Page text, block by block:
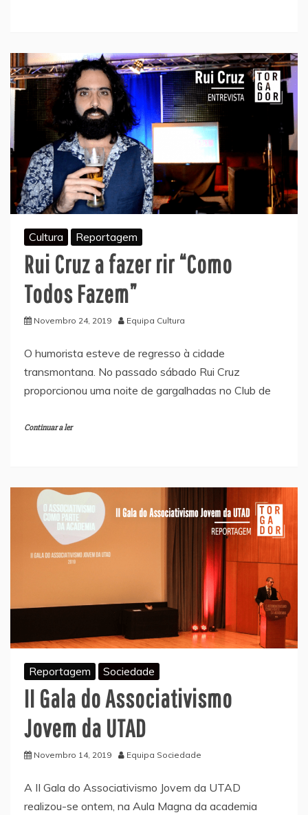
Cultura Reportagem
Rui Cruz a fazer rir “Como
Todos Fazem”
Novembro 24, 2019 Equipa Cultura
O humorista esteve de regresso à cidade
transmontana. No passado sábado Rui Cruz
proporcionou uma noite de gargalhadas no Club de
Continuar a ler
Reportagem Sociedade
II Gala do Associativismo
Jovem da UTAD
Novembro 14, 2019 Equipa Sociedade
A II Gala do Associativismo Jovem da UTAD
realizou-se ontem, na Aula Magna da academia